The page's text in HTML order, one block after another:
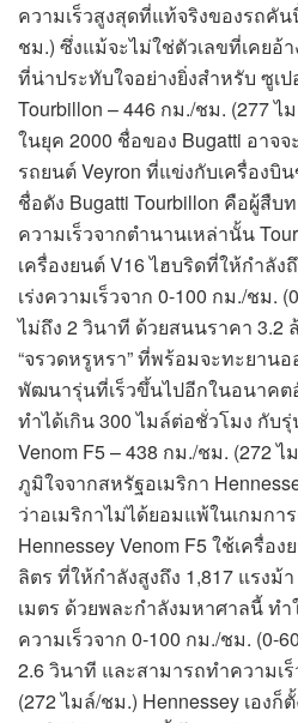
ความเร็วสูงสุดที่แท้จริงของรถคั
ชม.) ซึ่งแม้จะไม่ใช่ตัวเลขที่เคยอ้
ที่น่าประทับใจอย่างยิ่งสำหรับ ซูเ
Tourbillon – 446 กม./ชม. (277
ในยุค 2000 ชื่อของ Bugatti อา
รถยนต์ Veyron ที่แข่งกับเครื่อง
ชื่อดัง Bugatti Tourbillon คือผู้สื
ความเร็วจากตำนานเหล่านั้น
เครื่องยนต์ V16 ไฮบริดที่ให้กำลัง
เร่งความเร็วจาก 0-100 กม./ชม.
ไม่ถึง 2 วินาที ด้วยสนนราคา 3.2
“จรวดหรูหรา” ที่พร้อมจะทะยาน
พัฒนารุ่นที่เร็วขึ้นไปอีกในอนาคต
ทำได้เกิน 300 ไมล์ต่อชั่วโมง กับรุ่
Venom F5 – 438 กม./ชม. (272
ภูมิใจจากสหรัฐอเมริกา
ว่าอเมริกาไม่ได้ยอมแพ้ในเกมกา
Hennessey Venom F5 ใช้เครื่อ
ลิตร ที่ให้กำลังสูงถึง 1,817 แรงม้
เมตร ด้วยพละกำลังมหาศาลนี้ ทำ
ความเร็วจาก 0-100 กม./ชม. (0-
2.6 วินาที และสามารถทำความเ
(272 ไมล์/ชม.) Hennessey เอง